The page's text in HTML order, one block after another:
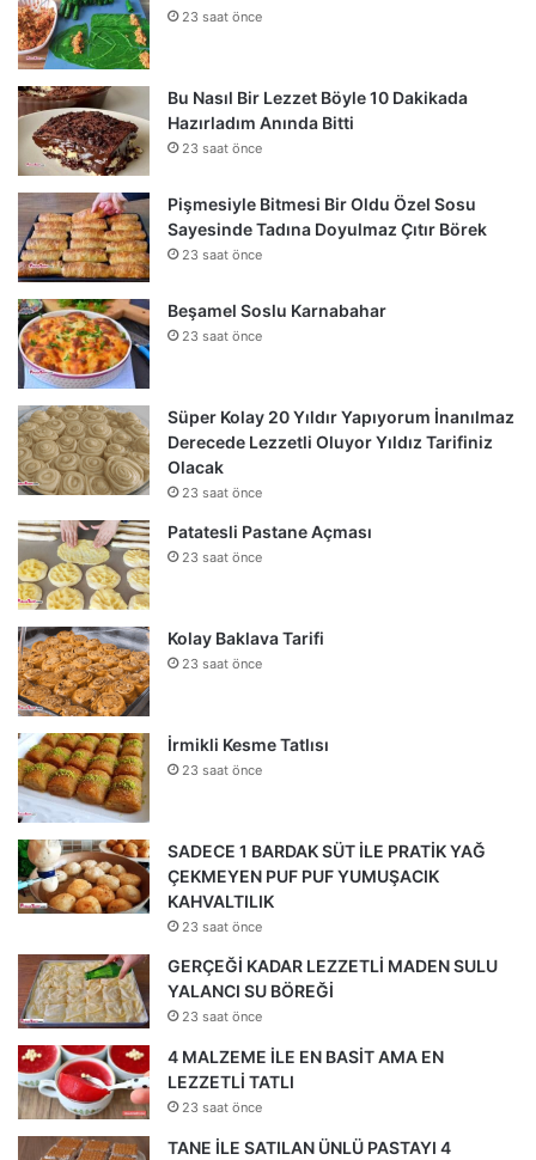
23 saat önce
Bu Nasıl Bir Lezzet Böyle 10 Dakikada
Hazırladım Anında Bitti
23 saat önce
Pişmesiyle Bitmesi Bir Oldu Özel Sosu
Sayesinde Tadına Doyulmaz Çıtır Börek
23 saat önce
Beşamel Soslu Karnabahar
23 saat önce
Süper Kolay 20 Yıldır Yapıyorum İnanılmaz
Derecede Lezzetli Oluyor Yıldız Tarifiniz
Olacak
23 saat önce
Patatesli Pastane Açması
23 saat önce
Kolay Baklava Tarifi
23 saat önce
İrmikli Kesme Tatlısı
23 saat önce
SADECE 1 BARDAK SÜT İLE PRATİK YAĞ
ÇEKMEYEN PUF PUF YUMUŞACIK
KAHVALTILIK
23 saat önce
GERÇEĞİ KADAR LEZZETLİ MADEN SULU
YALANCI SU BÖREĞİ
23 saat önce
4 MALZEME İLE EN BASİT AMA EN
LEZZETLİ TATLI
23 saat önce
TANE İLE SATILAN ÜNLÜ PASTAYI 4